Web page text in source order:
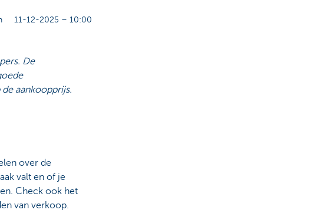
11-12-2025 – 10:00
De
aankoopprijs.
over de
valt en of je
Check ook het
van verkoop.